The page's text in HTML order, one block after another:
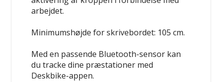
arbejdet.
Minimumshøjde for skrivebordet: 105 cm.
Med en passende Bluetooth-sensor kan
du tracke dine præstationer med
Deskbike-appen.